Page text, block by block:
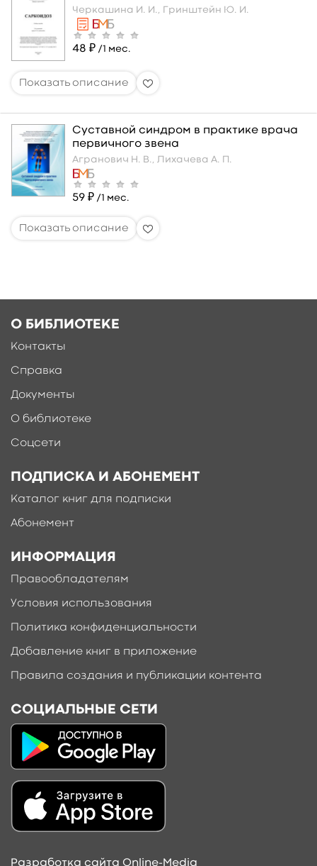
Черкашина И. И., Гринштейн Ю. И.
48 ₽ /1 мес.
Суставной синдром в практике врача
первичного звена
Агранович Н. В., Лихачева А. П.
59 ₽ /1 мес.
О БИБЛИОТЕКЕ
Контакты
Справка
Документы
О библиотеке
Соцсети
ПОДПИСКА И АБОНЕМЕНТ
Каталог книг для подписки
Абонемент
ИНФОРМАЦИЯ
Правообладателям
Условия использования
Политика конфиденциальности
Добавление книг в приложение
Правила создания и публикации контента
СОЦИАЛЬНЫЕ СЕТИ
Разработка сайта Online-Media